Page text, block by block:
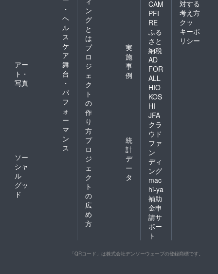
・
ヘ
ル
ス
ケ
ア
アー
ト・
写真
舞
台
・
パ
フ
ォ
ー
マ
ン
ス
ソー
シャ
ル
グッ
ド
ン
グ
と
は
プ
ロ
ジ
ェ
ク
ト
の
作
り
方
実
施
事
例
プ
ロ
ジ
ェ
ク
ト
の
広
め
方
統
計
デ
ー
タ
CAM
PFI
RE
ふる
さと
納税
AD
FOR
ALL
HIO
KOS
HI
JFA
クラ
ウド
ファ
ン
ディ
ング
mac
hi-ya
補助
金申
請サ
ポー
ト
対する
考え方
クッ
キーポ
リシー
「QRコード」は株式会社デンソーウェーブの登録商標です。